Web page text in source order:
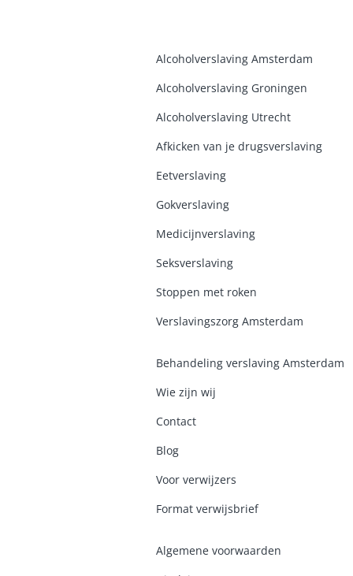
Alcoholverslaving Amsterdam
Alcoholverslaving Groningen
Alcoholverslaving Utrecht
Afkicken van je drugsverslaving
Eetverslaving
Gokverslaving
Medicijnverslaving
Seksverslaving
Stoppen met roken
Verslavingszorg Amsterdam
Behandeling verslaving Amsterdam
Wie zijn wij
Contact
Blog
Voor verwijzers
Format verwijsbrief
Algemene voorwaarden